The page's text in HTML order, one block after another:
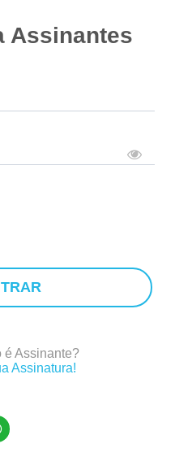
Assinantes
é Assinante?
Assinatura!